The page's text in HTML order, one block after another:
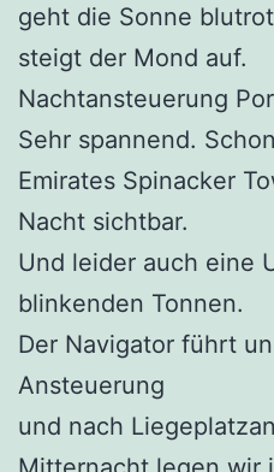
geht die Sonne
steigt der Mond auf.
Nachtansteuerung
Sehr spannend.
Emirates Spinacker
Nacht sichtbar.
Und leider auch eine
blinkenden Tonnen.
Der Navigator führt
Ansteuerung
und nach